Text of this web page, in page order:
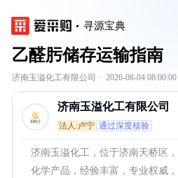
寻源宝典
乙醛肟储存运输指南
济南玉溢化工有限公司 · 2026-08-04 08:00:00
济南玉溢化工有限公司
法人:卢宁 通过深度核验
济南玉溢化工，位于济南天桥区
化学产品，经验丰富，专业权威